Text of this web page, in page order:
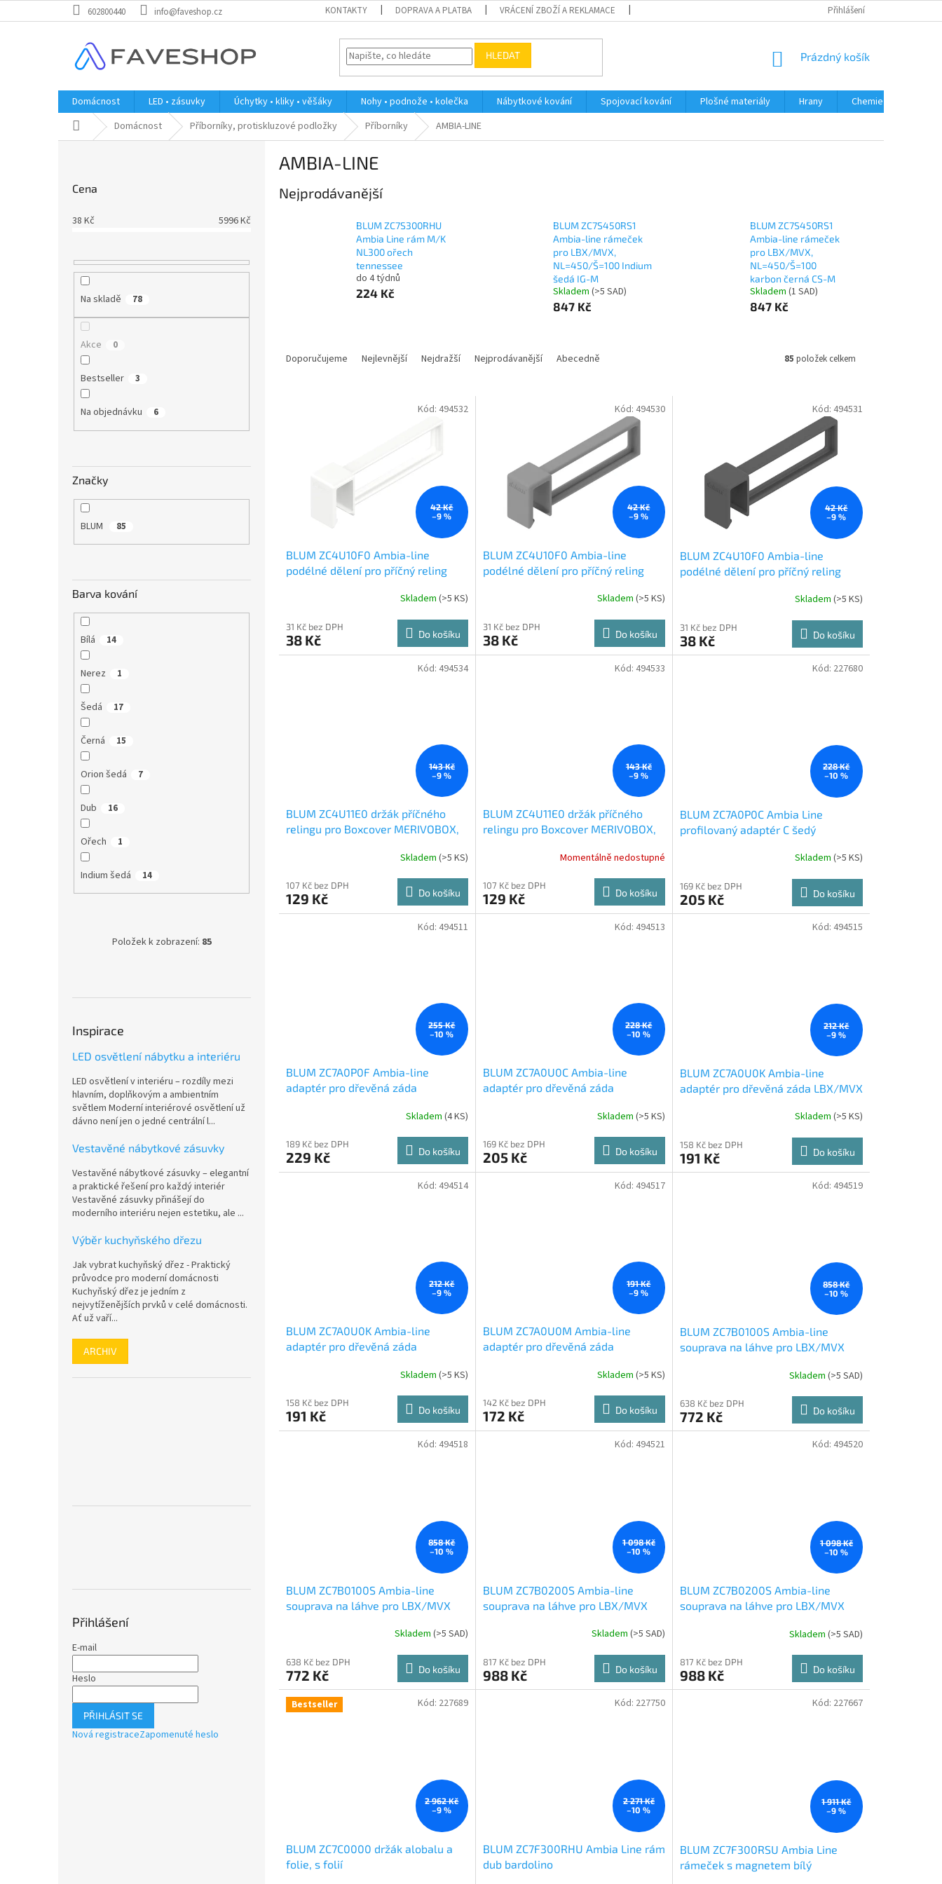
na
602800440 info@faveshop.cz KONTAKTY DOPRAVA A PLATBA VRÁCENÍ ZBOŽÍ A REKLAMACE PODMÍNKY OCHRANY OSOBNÍCH ÚDAJŮ
Přihlášení
HLEDAT
NÁKUPNÍ
Prázdný košík
Domácnost LED • zásuvky Úchytky • kliky • věšáky Nohy • podnože • kolečka Nábytkové kování Spojovací kování Plošné materiály Hrany
Chemie • doplňky
Domů Domácnost Příborníky, protiskluzové podložky Příborníky AMBIA-LINE
Cena
38 Kč 5996Kč
Na skladě 78
Akce 0
Bestseller 3
Na objednávku 6
Značky
BLUM 85
Barva kování
Bílá 14
Nerez 1
Šedá 17
Černá 15
Orion šedá 7
Dub 16
Ořech 1
Indium šedá 14
Položek k zobrazení: 85
Inspirace
LED osvětlení nábytku a interiéru
LED osvětlení v interiéru – rozdíly mezi
hlavním, doplňkovým a ambientním
světlem Moderní interiérové osvětlení už
dávno není jen o jedné centrální l...
Vestavěné nábytkové zásuvky
Vestavěné nábytkové zásuvky – elegantní
a praktické řešení pro každý interiér
Vestavěné zásuvky přinášejí do
moderního interiéru nejen estetiku, ale ...
Výběr kuchyňského dřezu
Jak vybrat kuchyňský dřez - Praktický
průvodce pro moderní domácnosti
Kuchyňský dřez je jedním z
nejvytíženějších prvků v celé domácnosti.
Ať už vaří...
ARCHIV
Přihlášení
E-mail
Heslo
PŘIHLÁSIT SE
Nová registraceZapomenuté heslo
AMBIA-LINE
Nejprodávanější
BLUM ZC7S300RHU
Ambia Line rám M/K
NL300 ořech
tennessee
do 4 týdnů
224 Kč
BLUM ZC7S450RS1
Ambia-line rámeček
pro LBX/MVX,
NL=450/Š=100 Indium
šedá IG-M
Skladem (>5 SAD)
847 Kč
BLUM ZC7S450RS1
Ambia-line rámeček
pro LBX/MVX,
NL=450/Š=100
karbon černá CS-M
Skladem (1 SAD)
847 Kč
Doporučujeme Nejlevnější Nejdražší Nejprodávanější Abecedně 85 položek celkem
42 Kč
–9 %
BLUM ZC4U10F0 Ambia-line
podélné dělení pro příčný reling
Skladem (>5 KS)
31 Kč bez DPH
38 Kč Do košíku
Kód: 494532
42 Kč
–9 %
BLUM ZC4U10F0 Ambia-line
podélné dělení pro příčný reling
Skladem (>5 KS)
31 Kč bez DPH
38 Kč Do košíku
Kód: 494530
42 Kč
–9 %
BLUM ZC4U10F0 Ambia-line
podélné dělení pro příčný reling
Skladem (>5 KS)
31 Kč bez DPH
38 Kč Do košíku
Kód: 494531
143 Kč
–9 %
BLUM ZC4U11E0 držák příčného
relingu pro Boxcover MERIVOBOX,
Skladem (>5 KS)
107 Kč bez DPH
129 Kč Do košíku
Kód: 494534
143 Kč
–9 %
BLUM ZC4U11E0 držák příčného
relingu pro Boxcover MERIVOBOX,
Momentálně nedostupné
107 Kč bez DPH
129 Kč Do košíku
Kód: 494533
228 Kč
–10 %
BLUM ZC7A0P0C Ambia Line
profilovaný adaptér C šedý
Skladem (>5 KS)
169 Kč bez DPH
205 Kč Do košíku
Kód: 227680
255 Kč
–10 %
BLUM ZC7A0P0F Ambia-line
adaptér pro dřevěná záda
Skladem (4 KS)
189 Kč bez DPH
229 Kč Do košíku
Kód: 494511
228 Kč
–10 %
BLUM ZC7A0U0C Ambia-line
adaptér pro dřevěná záda
Skladem (>5 KS)
169 Kč bez DPH
205 Kč Do košíku
Kód: 494513
212 Kč
–9 %
BLUM ZC7A0U0K Ambia-line
adaptér pro dřevěná záda LBX/MVX
Skladem (>5 KS)
158 Kč bez DPH
191 Kč Do košíku
Kód: 494515
212 Kč
–9 %
BLUM ZC7A0U0K Ambia-line
adaptér pro dřevěná záda
Skladem (>5 KS)
158 Kč bez DPH
191 Kč Do košíku
Kód: 494514
191 Kč
–9 %
BLUM ZC7A0U0M Ambia-line
adaptér pro dřevěná záda
Skladem (>5 KS)
142 Kč bez DPH
172 Kč Do košíku
Kód: 494517
858 Kč
–10 %
BLUM ZC7B0100S Ambia-line
souprava na láhve pro LBX/MVX
Skladem (>5 SAD)
638 Kč bez DPH
772 Kč Do košíku
Kód: 494519
858 Kč
–10 %
BLUM ZC7B0100S Ambia-line
souprava na láhve pro LBX/MVX
Skladem (>5 SAD)
638 Kč bez DPH
772 Kč Do košíku
Kód: 494518
1 098 Kč
–10 %
BLUM ZC7B0200S Ambia-line
souprava na láhve pro LBX/MVX
Skladem (>5 SAD)
817 Kč bez DPH
988 Kč Do košíku
Kód: 494521
1 098 Kč
–10 %
BLUM ZC7B0200S Ambia-line
souprava na láhve pro LBX/MVX
Skladem (>5 SAD)
817 Kč bez DPH
988 Kč Do košíku
Kód: 494520
Bestseller
2 962 Kč
–9 %
BLUM ZC7C0000 držák alobalu a
folie, s folií
Kód: 227689
2 271 Kč
–10 %
BLUM ZC7F300RHU Ambia Line rám
dub bardolino
Kód: 227750
1 911 Kč
–9 %
BLUM ZC7F300RSU Ambia Line
rámeček s magnetem bílý
Kód: 227667